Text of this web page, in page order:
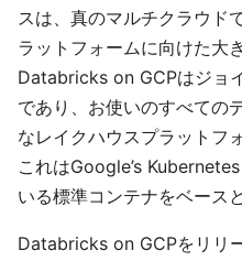
スは、真のマルチクラウド
ラットフォームに向けた大
Databricks on GCPはジョ
であり、お使いのすべての
なレイクハウスプラットフ
これはGoogle’s
いる標準コンテナをベース
Databricks on GCPをリリ